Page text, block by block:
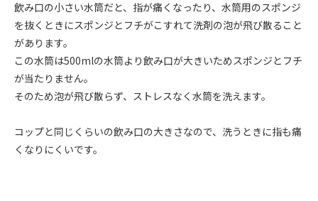
飲み口の小さい水筒だと、指が痛くなったり、水筒用のスポンジ
を抜くときにスポンジとフチがこすれて洗剤の泡が飛び散ること
があります。
この水筒は500mlの水筒より飲み口が大きいためスポンジとフチ
が当たりません。
そのため泡が飛び散らず、ストレスなく水筒を洗えます。
コップと同じくらいの飲み口の大きさなので、洗うときに指も痛
くなりにくいです。